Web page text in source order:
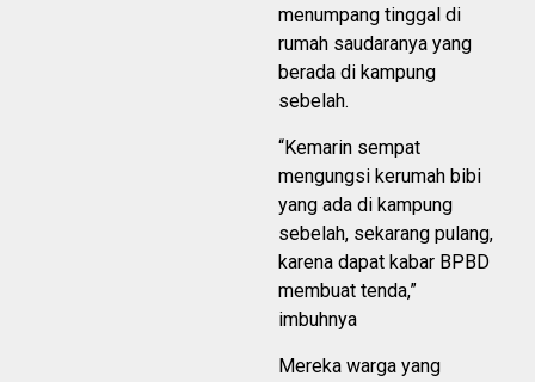
menumpang tinggal di
rumah saudaranya yang
berada di kampung
sebelah.
“Kemarin sempat
mengungsi kerumah bibi
yang ada di kampung
sebelah, sekarang pulang,
karena dapat kabar BPBD
membuat tenda,”
imbuhnya
Mereka warga yang